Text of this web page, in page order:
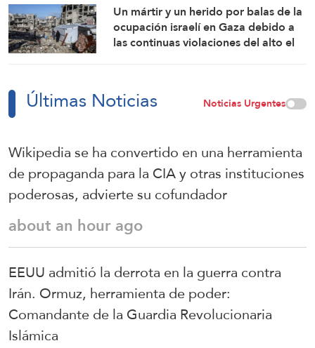
Un mártir y un herido por balas de la
ocupación israelí en Gaza debido a
las continuas violaciones del alto el
Últimas Noticias Noticias Urgentes
Wikipedia se ha convertido en una herramienta
de propaganda para la CIA y otras instituciones
poderosas, advierte su cofundador
about an hour ago
EEUU admitió la derrota en la guerra contra
Irán. Ormuz, herramienta de poder:
Comandante de la Guardia Revolucionaria
Islámica